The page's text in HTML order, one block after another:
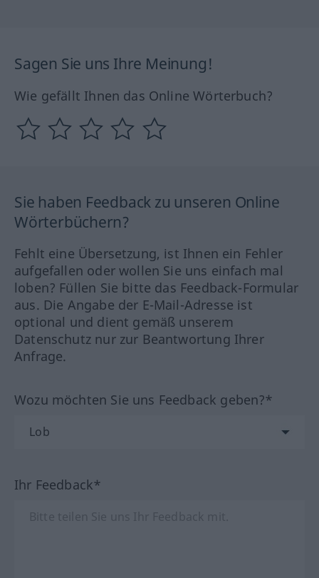
Sagen Sie uns Ihre Meinung!
Wie gefällt Ihnen das Online Wörterbuch?
Sie haben Feedback zu unseren Online
Wörterbüchern?
Fehlt eine Übersetzung, ist Ihnen ein Fehler
aufgefallen oder wollen Sie uns einfach mal
loben? Füllen Sie bitte das Feedback-Formular
aus. Die Angabe der E-Mail-Adresse ist
optional und dient gemäß unserem
Datenschutz nur zur Beantwortung Ihrer
Anfrage.
Wozu möchten Sie uns Feedback geben?*
Ihr Feedback*